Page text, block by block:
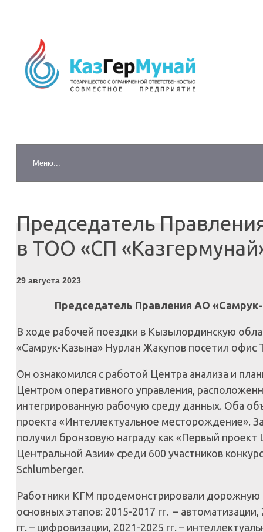
Председатель
в ТОО «СП
29 августа 2023
Председатель Правления АО
В ходе рабочей поездки в Кызылординскую
«Самрук-Казына» Нурлан Жакупов посетил офис
Он ознакомился с работой Центра анализа и
Центром оперативного управления,
интегрированную рабочую среду данных. Оба
проекта «Интеллектуальное месторождение».
получил бронзовую награду как «Первый
Центральной Азии» среди 600 участников
Schlumberger.
Работники КГМ продемонстрировали дорожную
основных этапов: 2015-2017 гг. –
гг. – цифровизации, 2021-2025 гг. –